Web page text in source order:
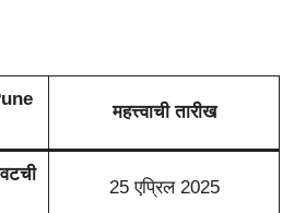
महत्त्वाची तारीख
25 एप्रिल 2025